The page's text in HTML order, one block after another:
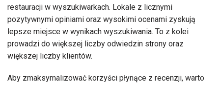
restauracji w wyszukiwarkach. Lokale z licznymi
pozytywnymi opiniami oraz wysokimi ocenami zyskują
lepsze miejsce w wynikach wyszukiwania. To z kolei
prowadzi do większej liczby odwiedzin strony oraz
większej liczby klientów.
Aby zmaksymalizować korzyści płynące z recenzji, warto